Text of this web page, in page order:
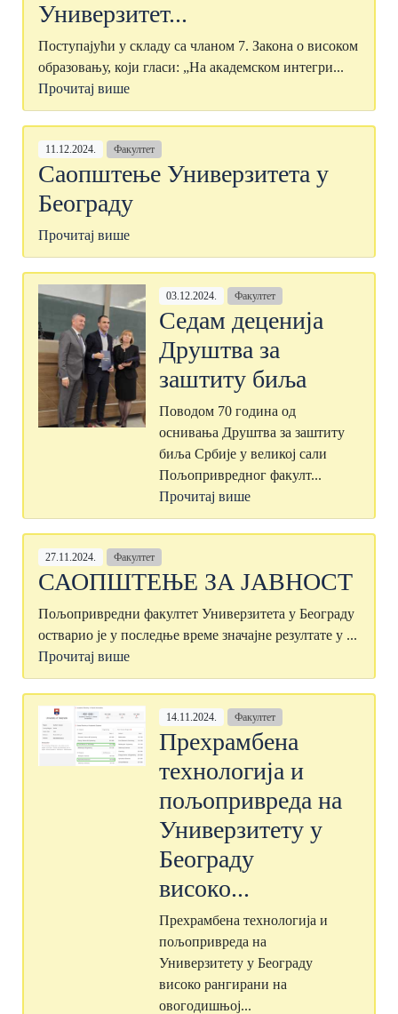
Универзитет...
Поступајући у складу са чланом 7. Закона о високом
образовању, који гласи: „На академском интегри...
Прочитај више
11.12.2024. Факултет
Саопштење Универзитета у
Београду
Прочитај више
03.12.2024. Факултет
Седам деценија
Друштва за
заштиту биља
Поводом 70 година од
оснивања Друштва за заштиту
биља Србије у великој сали
Пољопривредног факулт...
Прочитај више
27.11.2024. Факултет
САОПШТЕЊЕ ЗА ЈАВНОСТ
Пољопривредни факултет Универзитета у Београду
остварио је у последње време значајне резултате у ...
Прочитај више
14.11.2024. Факултет
Прехрамбена
технологија и
пољопривреда на
Универзитету у
Београду
високо...
Прехрамбена технологија и
пољопривреда на
Универзитету у Београду
високо рангирани на
овогодишњој...